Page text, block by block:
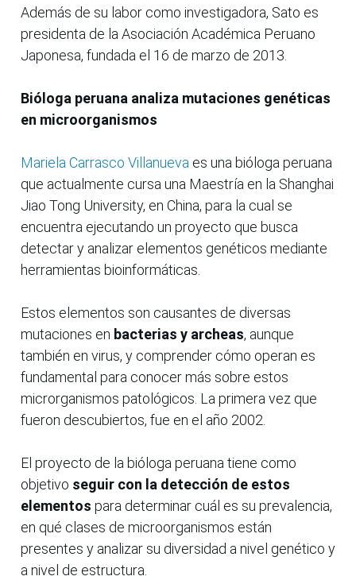
Además de su labor como investigadora, Sato es
presidenta de la Asociación Académica Peruano
Japonesa, fundada el 16 de marzo de 2013.
Bióloga peruana analiza mutaciones genéticas
en microorganismos
Mariela Carrasco Villanueva es una bióloga peruana
que actualmente cursa una Maestría en la Shanghai
Jiao Tong University, en China, para la cual se
encuentra ejecutando un proyecto que busca
detectar y analizar elementos genéticos mediante
herramientas bioinformáticas.
Estos elementos son causantes de diversas
mutaciones en bacterias y archeas, aunque
también en virus, y comprender cómo operan es
fundamental para conocer más sobre estos
microrganismos patológicos. La primera vez que
fueron descubiertos, fue en el año 2002.
El proyecto de la bióloga peruana tiene como
objetivo seguir con la detección de estos
elementos para determinar cuál es su prevalencia,
en qué clases de microorganismos están
presentes y analizar su diversidad a nivel genético y
a nivel de estructura.